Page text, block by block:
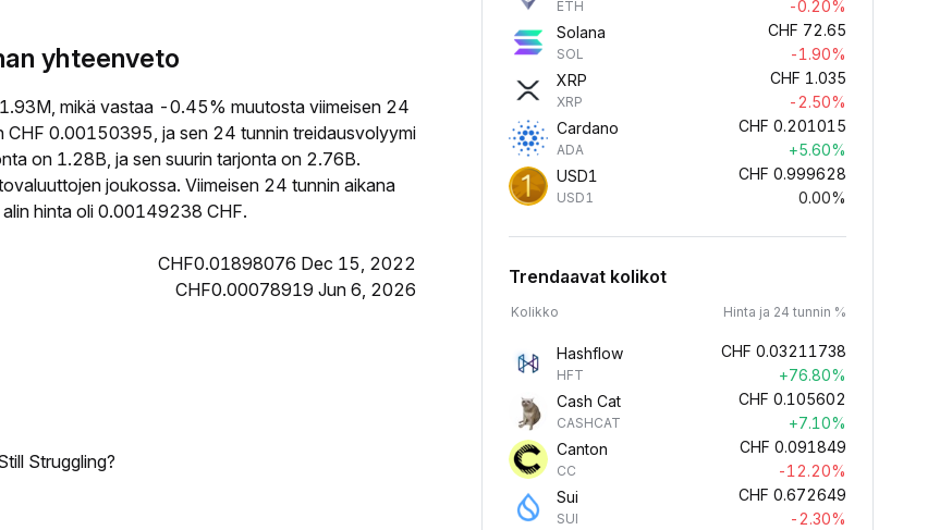
yhteenveto
mikä vastaa -0.45% muutosta viimeisen 24
0.00150395, ja sen 24 tunnin treidausvolyymi
on 1.28B, ja sen suurin tarjonta on 2.76B.
joukossa. Viimeisen 24 tunnin aikana
hinta oli 0.00149238 CHF.
CHF0.01898076 Dec 15, 2022
CHF0.00078919 Jun 6, 2026
Struggling?
ETH
-0.20%
Solana
SOL
CHF 72.65
-1.90%
XRP
XRP
CHF 1.035
-2.50%
Cardano
ADA
CHF 0.201015
+5.60%
USD1
USD1
CHF 0.999628
0.00%
Trendaavat kolikot
Kolikko Hinta ja 24 tunnin %
Hashflow
HFT
CHF 0.03211738
+76.80%
Cash Cat
CASHCAT
CHF 0.105602
+7.10%
Canton
CC
CHF 0.091849
-12.20%
Sui
SUI
CHF 0.672649
-2.30%